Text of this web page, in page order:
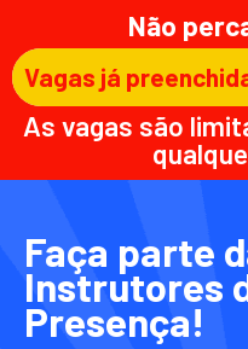
Não
Vagas já
As vagas são
Faça parte
Instrutores
Presença!